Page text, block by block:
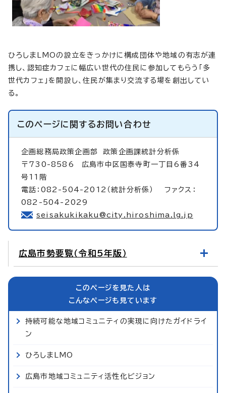
ひろしまLMOの設立をきっかけに構成団体や地域の有志が連
携し、認知症カフェに幅広い世代の住民に参加してもらう「多
世代カフェ」を開設し、住民が集まり交流する場を創出してい
る。
このページに関するお問い合わせ
企画総務局政策企画部政策企画課統計分析係
〒730-8586 広島市中区国泰寺町一丁目6番34
号11階
電話：082-504-2012（統計分析係） ファクス：
082-504-2029
seisakukikaku@city.hiroshima.lg.jp
広島市勢要覧（令和5年版）
このページを見た人は
こんなページも見ています
持続可能な地域コミュニティの実現に向けたガイドライ
ン
ひろしまLMO
広島市地域コミュニティ活性化ビジョン